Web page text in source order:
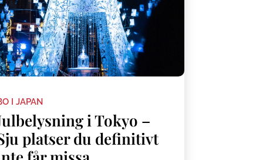
I JAPAN
i Tokyo –
platser du definitivt